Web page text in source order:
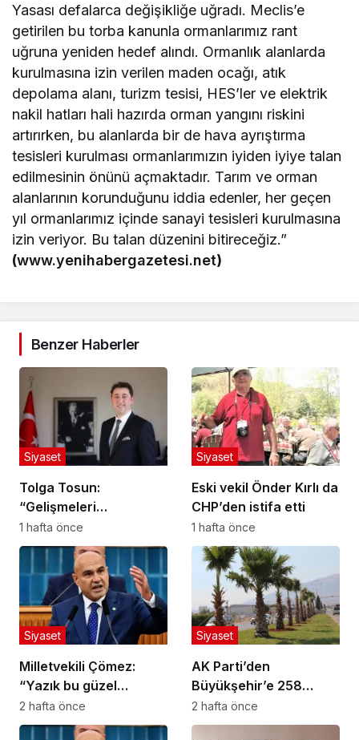
Yasası defalarca değişikliğe uğradı. Meclis’e
getirilen bu torba kanunla ormanlarımız rant
uğruna yeniden hedef alındı. Ormanlık alanlarda
kurulmasına izin verilen maden ocağı, atık
depolama alanı, turizm tesisi, HES’ler ve elektrik
nakil hatları hali hazırda orman yangını riskini
artırırken, bu alanlarda bir de hava ayrıştırma
tesisleri kurulması ormanlarımızın iyiden iyiye talan
edilmesinin önünü açmaktadır. Tarım ve orman
alanlarının korunduğunu iddia edenler, her geçen
yıl ormanlarımız içinde sanayi tesisleri kurulmasına
izin veriyor. Bu talan düzenini bitireceğiz.”
(www.yenihabergazetesi.net)
Benzer Haberler
Tolga Tosun:
“Gelişmeleri
değerlendiriyorum”
Siyaset
1 hafta önce
Eski vekil Önder Kırlı da
CHP’den istifa etti
Siyaset
1 hafta önce
Milletvekili Çömez:
“Yazık bu güzel
yavrulara!”
Siyaset
2 hafta önce
AK Parti’den
Büyükşehir’e 258
Milyon Liralık Peyzaj
Harcaması Soruları
Siyaset
2 hafta önce